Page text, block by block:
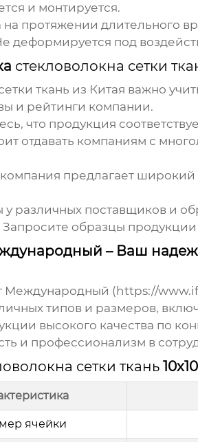
и монтируется.
на протяжении длительного
деформируется под
стекловолокна сетки
ткань из Китая важно
и рейтинги компании.
что продукция
отдавать компаниям с
предлагает
различных поставщиков и
образцы продукции
– Ваш
Международный ( https://
типов и размеров,
высокого качества по
и профессионализм в
сетки ткань
ячейки